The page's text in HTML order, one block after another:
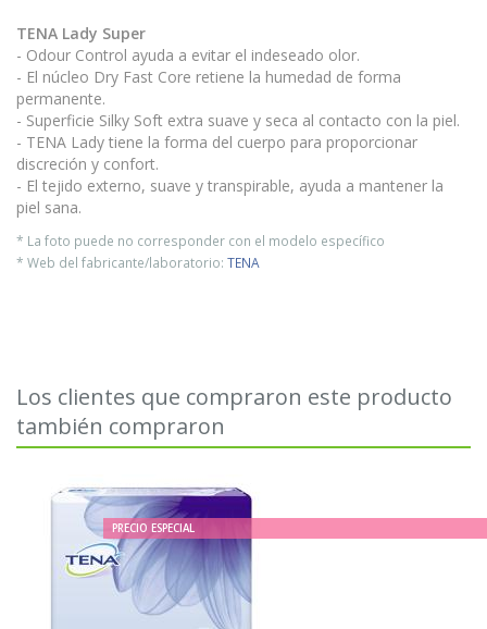
TENA Lady Super
- Odour Control ayuda a evitar el indeseado olor.
- El núcleo Dry Fast Core retiene la humedad de forma
permanente.
- Superficie Silky Soft extra suave y seca al contacto con la piel.
- TENA Lady tiene la forma del cuerpo para proporcionar
discreción y confort.
- El tejido externo, suave y transpirable, ayuda a mantener la
piel sana.
* La foto puede no corresponder con el modelo específico
* Web del fabricante/laboratorio: TENA
Los clientes que compraron este producto
también compraron
PRECIO ESPECIAL